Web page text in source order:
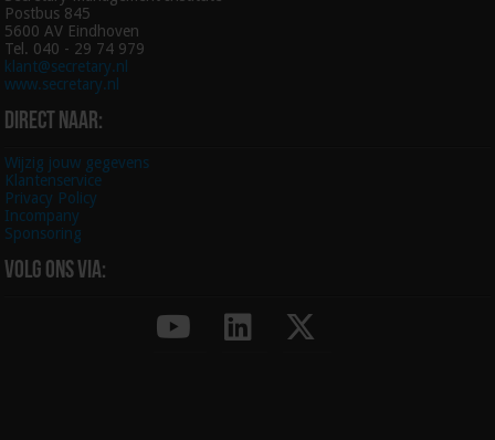
Postbus 845
5600 AV Eindhoven
Tel. 040 - 29 74 979
klant@secretary.nl
www.secretary.nl
Direct naar:
Wijzig jouw gegevens
Klantenservice
Privacy Policy
Incompany
Sponsoring
Volg ons via: